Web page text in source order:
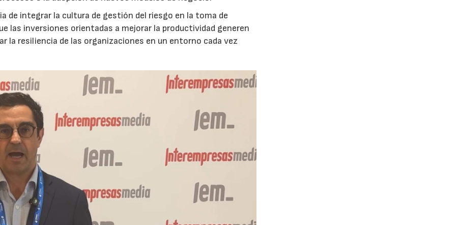
de integrar la cultura de gestión del riesgo en la toma de
las inversiones orientadas a mejorar la productividad generen
la resiliencia de las organizaciones en un entorno cada vez